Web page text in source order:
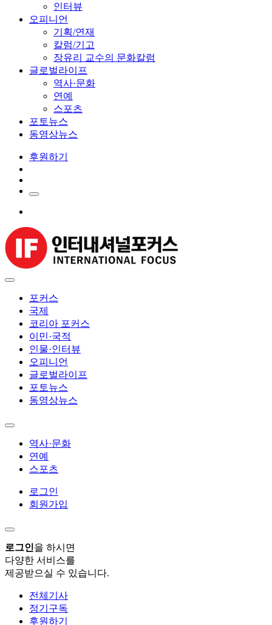
인터뷰
오피니언
기획/연재
칼럼/기고
장유리 교수의 문화칼럼
글로벌라이프
역사·문화
연예
스포츠
포토뉴스
동영상뉴스
후원하기
포커스
국제
코리아 포커스
이민·국적
인물·인터뷰
오피니언
글로벌라이프
포토뉴스
동영상뉴스
역사·문화
연예
스포츠
로그인
회원가입
로그인을 하시면
다양한 서비스를
제공받으실 수 있습니다.
전체기사
정기구독
후원하기